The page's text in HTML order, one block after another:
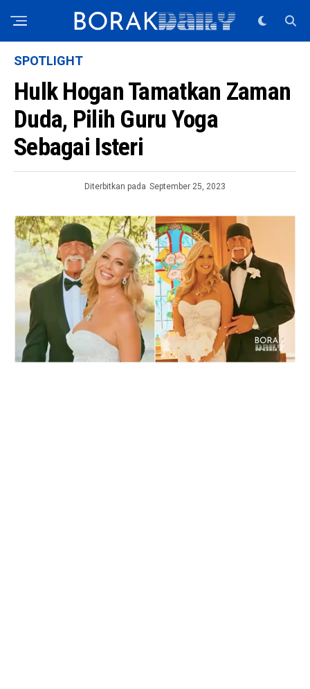
SPOTLIGHT
Hulk Hogan Tamatkan Zaman
Duda, Pilih Guru Yoga
Sebagai Isteri
Diterbitkan pada September 25, 2023